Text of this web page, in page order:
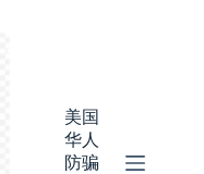
美国
华人
防骗